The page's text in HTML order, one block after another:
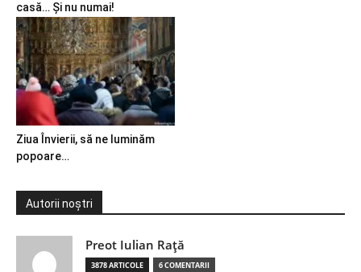
casă… Și nu numai!
Ziua Învierii, să ne luminăm
popoare…
Autorii noștri
Preot Iulian Raţă
3878 ARTICOLE 6 COMENTARII